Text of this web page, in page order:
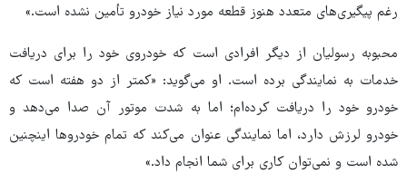
رغم پیگیری‌های متعدد هنوز قطعه مورد نیاز خودرو تأمین نشده است.»
محبوبه رسولیان از دیگر افرادی است که خودروی خود را برای دریافت
خدمات به نمایندگی برده است. او می‌گوید: «کمتر از دو هفته است که
خودرو خود را دریافت کرده‌ام؛ اما به شدت موتور آن صدا می‌دهد و
خودرو لرزش دارد، اما نمایندگی عنوان می‌کند که تمام خودروها اینچنین
شده است و نمی‌توان کاری برای شما انجام داد.»